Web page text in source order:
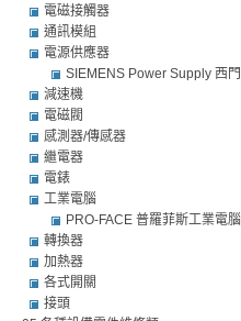
電磁接觸器
通訊模組
電源供應器
SIEMENS Power Supply 西
減速機
電磁閥
感測器/傳感器
繼電器
電錶
工業電腦
PRO-FACE 普羅菲斯工業電腦
轉換器
加熱器
各式開關
接頭